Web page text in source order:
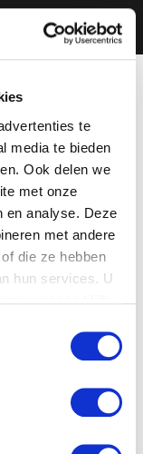
te
media te bieden
Ook delen we
met onze
en analyse. Deze
met andere
die ze hebben
hun services. U